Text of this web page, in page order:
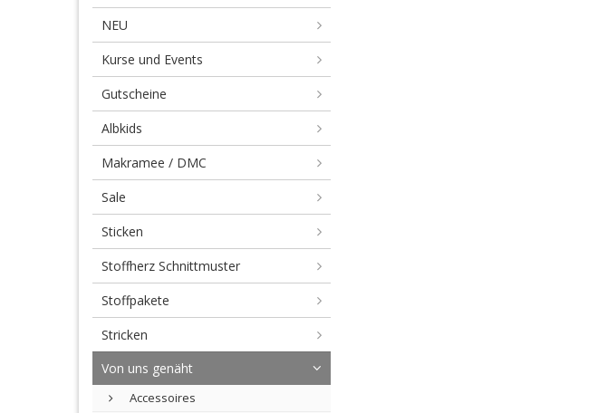
NEU
Kurse und Events
Gutscheine
Albkids
Makramee / DMC
Sale
Sticken
Stoffherz Schnittmuster
Stoffpakete
Stricken
Von uns genäht
Accessoires